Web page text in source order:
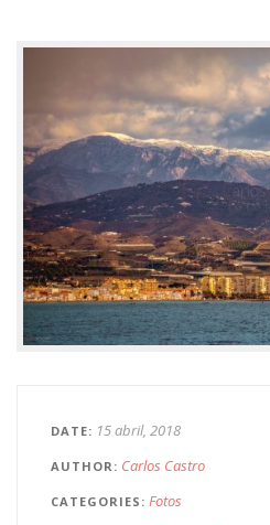
DATE 15 abril, 2018
AUTHOR Carlos Castro
CATEGORIES Fotos